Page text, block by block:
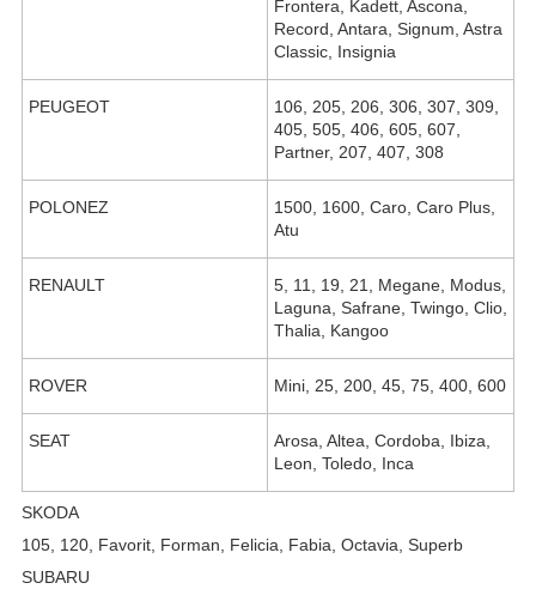
Frontera, Kadett, Ascona,
Record, Antara, Signum, Astra
Classic, Insignia
PEUGEOT
106, 205, 206, 306, 307, 309,
405, 505, 406, 605, 607,
Partner, 207, 407, 308
POLONEZ
1500, 1600, Caro, Caro Plus,
Atu
RENAULT
5, 11, 19, 21, Megane, Modus,
Laguna, Safrane, Twingo, Clio,
Thalia, Kangoo
ROVER Mini, 25, 200, 45, 75, 400, 600
SEAT
Arosa, Altea, Cordoba, Ibiza,
Leon, Toledo, Inca
SKODA
105, 120, Favorit, Forman, Felicia, Fabia, Octavia, Superb
SUBARU